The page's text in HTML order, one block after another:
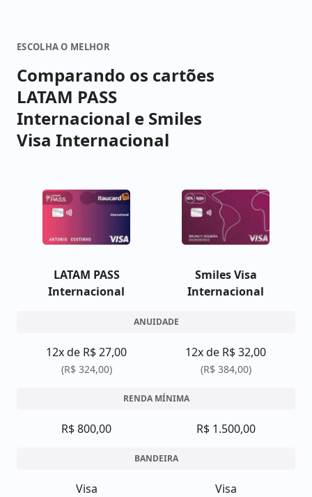
ESCOLHA O MELHOR
Comparando os cartões
LATAM PASS
Internacional e Smiles
Visa Internacional
LATAM PASS
Internacional
Smiles Visa
Internacional
ANUIDADE
12x de R$ 27,00
(R$ 324,00)
12x de R$ 32,00
(R$ 384,00)
RENDA MÍNIMA
R$ 800,00 R$ 1.500,00
BANDEIRA
Visa Visa